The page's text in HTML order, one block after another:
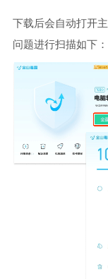
下载后会自动打开
问题进行扫描如下：